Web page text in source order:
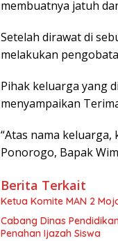
membuatnya jatuh
Setelah dirawat di
melakukan
Pihak keluarga yang
menyampaikan
“Atas nama
Ponorogo, Bapak
Berita Terkait
Ketua Komite MAN 2
Cabang Dinas
Penahan Ijazah Siswa